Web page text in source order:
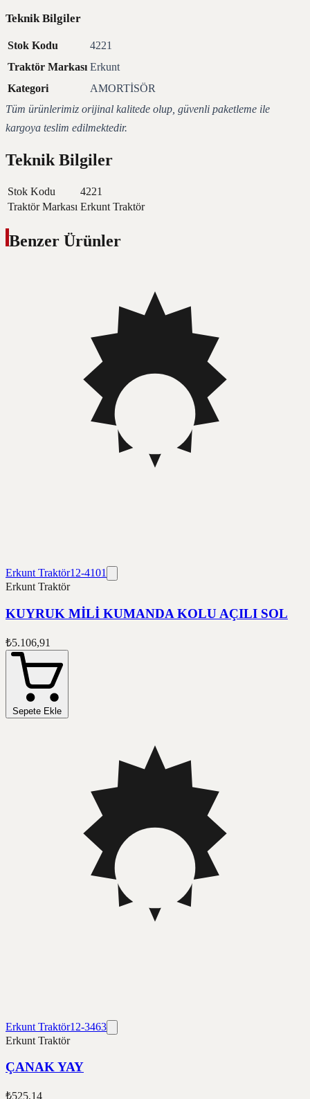
Teknik Bilgiler
Stok Kodu
4221
Traktör Markası Erkunt
Kategori
AMORTİSÖR
Tüm ürünlerimiz orijinal kalitede olup, güvenli paketleme ile
kargoya teslim edilmektedir.
Teknik Bilgiler
Stok Kodu
4221
Traktör Markası Erkunt Traktör
Benzer Ürünler
Erkunt Traktör12-4101
Erkunt Traktör
KUYRUK MİLİ KUMANDA KOLU AÇILI SOL
₺5.106,91
Sepete Ekle
Erkunt Traktör12-3463
Erkunt Traktör
ÇANAK YAY
₺525,14